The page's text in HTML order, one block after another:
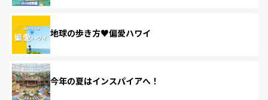
地球の歩き方♥偏愛ハワイ
今年の夏はインスパイアへ！